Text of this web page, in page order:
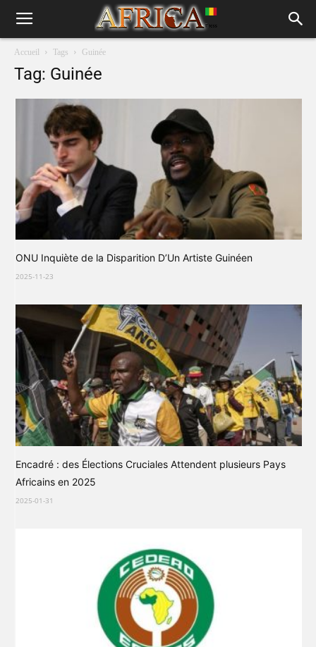
Accueil Tags Guinée
Tag: Guinée
ONU Inquiète de la Disparition D’Un Artiste Guinéen
2025-11-23
Encadré : des Élections Cruciales Attendent plusieurs Pays
Africains en 2025
2025-01-31